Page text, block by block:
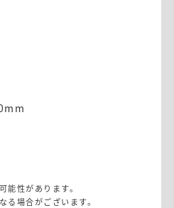
性があります。
場合がございます。